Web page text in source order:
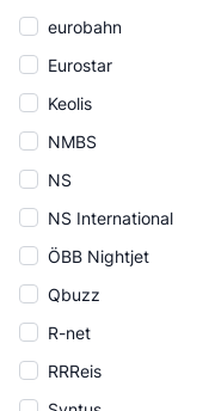
eurobahn
Eurostar
Keolis
NMBS
NS
NS International
ÖBB Nightjet
Qbuzz
R-net
RRReis